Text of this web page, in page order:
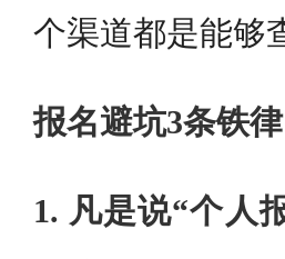
个渠道都是能够
报名避坑3条铁律
1. 凡是说“个人